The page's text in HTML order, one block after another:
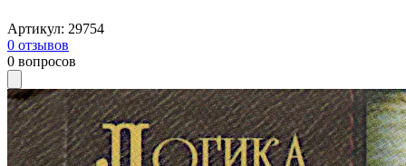
Артикул: 29754
0 отзывов
0 вопросов